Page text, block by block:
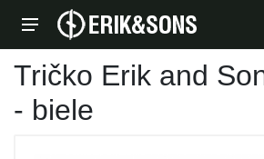
Tričko Erik and
- biele